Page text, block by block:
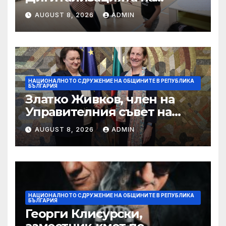
ловния сектор е
следващата стъпка
AUGUST 8, 2026 ADMIN
НАЦИОНАЛНОТО СДРУЖЕНИЕ НА ОБЩИНИТЕ В РЕПУБЛИКА
БЪЛГАРИЯ
Златко Живков, член на
Управителния съвет на
НСОРБ и кмет на община
Монтана: Бюджетът на
държавата и общините не
отговаря на очакванията за
по-високи доходи
AUGUST 8, 2026 ADMIN
НАЦИОНАЛНОТО СДРУЖЕНИЕ НА ОБЩИНИТЕ В РЕПУБЛИКА
БЪЛГАРИЯ
Георги Клисурски,